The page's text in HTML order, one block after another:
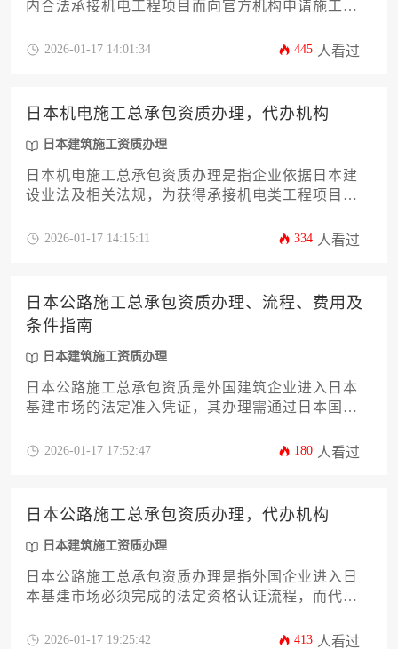
内合法承接机电工程项目而向官方机构申请施工许
证等核心环节，需严格遵循日本建设业法及相关法
2026-01-17 14:01:34 445 人看过
日本机电施工总承包资质办理，代办机构
日本建筑施工资质办理
日本机电施工总承包资质办理是指企业依据日本建
设业法及相关法规，为获得承接机电类工程项目总
构则是专门协助企业完成此项复杂申请的专业服务
2026-01-17 14:15:11 334 人看过
日本公路施工总承包资质办理、流程、费用及
条件指南
日本建筑施工资质办理
日本公路施工总承包资质是外国建筑企业进入日本
基建市场的法定准入凭证，其办理需通过日本国土
估、财务审查及现场核查，总体费用因企业规模与
2026-01-17 17:52:47 180 人看过
日本公路施工总承包资质办理，代办机构
日本建筑施工资质办理
日本公路施工总承包资质办理是指外国企业进入日
本基建市场必须完成的法定资格认证流程，而代办
务组织，能显著降低合规风险并缩短申请周期。
2026-01-17 19:25:42 413 人看过